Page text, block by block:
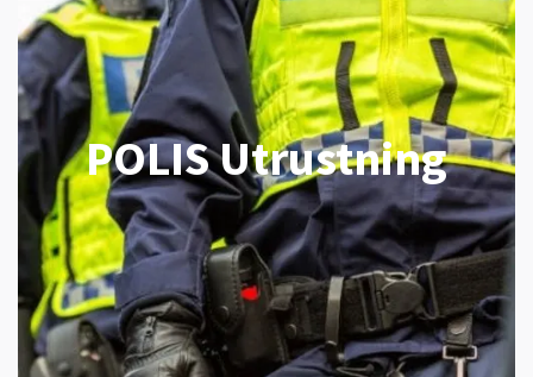
POLIS Utrustning